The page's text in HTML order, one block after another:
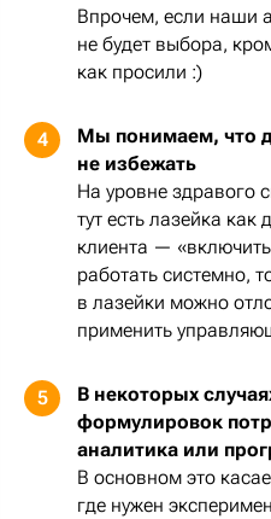
Впрочем, если наши
не будет выбора,
как просили :)
4
Мы понимаем, что
не избежать
На уровне здравого
тут есть лазейка
клиента —
работать системно,
в лазейки можно
применить
5
В некоторых
формулировок
аналитика или
В основном это
где нужен